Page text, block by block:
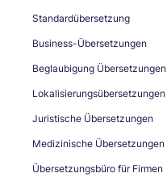
Standardübersetzung
Business-Übersetzungen
Beglaubigung Übersetzungen
Lokalisierungsübersetzungen
Juristische Übersetzungen
Medizinische Übersetzungen
Übersetzungsbüro für Firmen